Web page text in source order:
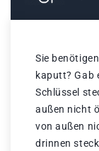
Sie
kaputt? Gab
Schlüssel
außen nicht
von außen
drinnen